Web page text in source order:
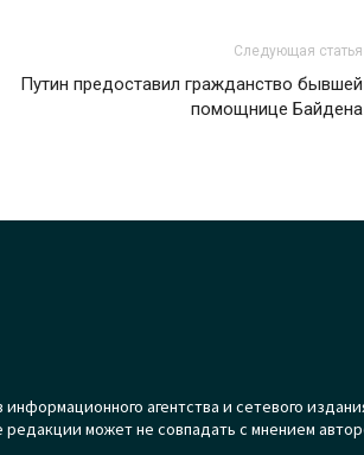
Следующая статья
Путин предоставил гражданство бывшей
помощнице Байдена
агентства и сетевого
может не совпадать с мнением